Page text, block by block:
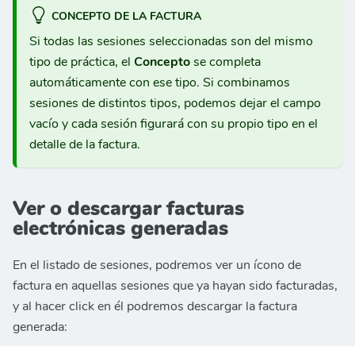
CONCEPTO DE LA FACTURA
Si todas las sesiones seleccionadas son del mismo
tipo de práctica, el Conceptose completa
automáticamente con ese tipo. Si combinamos
sesiones de distintos tipos, podemos dejar el campo
vacío y cada sesión figurará con su propio tipo en el
detalle de la factura.
Ver o descargar facturas
electrónicas generadas
En el listado de sesiones, podremos ver un ícono de
factura en aquellas sesiones que ya hayan sido facturadas,
y al hacer click en él podremos descargar la factura
generada: